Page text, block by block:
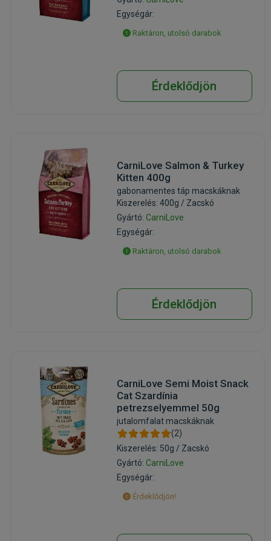
Egységár:
Raktáron, utolsó darabok
Érdeklődjön
CarniLove Salmon & Turkey
Kitten 400g
gabonamentes táp macskáknak
Kiszerelés: 400g / Zacskó
Gyártó: CarniLove
Egységár:
Raktáron, utolsó darabok
Érdeklődjön
CarniLove Semi Moist Snack
Cat Szardínia
petrezselyemmel 50g
jutalomfalat macskáknak
(2)
Kiszerelés: 50g / Zacskó
Gyártó: CarniLove
Egységár:
Érdeklődjön!